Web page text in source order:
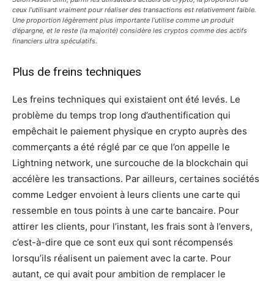
ceux l’utilisant vraiment pour réaliser des transactions est relativement faible.
Une proportion légèrement plus importante l’utilise comme un produit
d’épargne, et le reste (la majorité) considère les cryptos comme des actifs
financiers ultra spéculatifs.
Plus de freins techniques
Les freins techniques qui existaient ont été levés. Le
problème du temps trop long d’authentification qui
empêchait le paiement physique en crypto auprès des
commerçants a été réglé par ce que l’on appelle le
Lightning network, une surcouche de la blockchain qui
accélère les transactions. Par ailleurs, certaines sociétés
comme Ledger envoient à leurs clients une carte qui
ressemble en tous points à une carte bancaire. Pour
attirer les clients, pour l’instant, les frais sont à l’envers,
c’est-à-dire que ce sont eux qui sont récompensés
lorsqu’ils réalisent un paiement avec la carte. Pour
autant, ce qui avait pour ambition de remplacer le